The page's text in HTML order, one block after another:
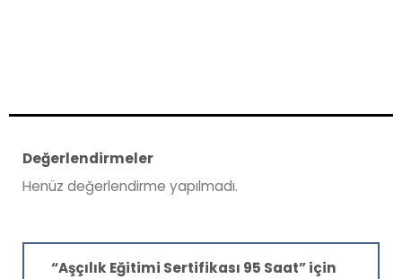
Değerlendirmeler
Henüz değerlendirme yapılmadı.
“Aşçılık Eğitimi Sertifikası 95 Saat” için